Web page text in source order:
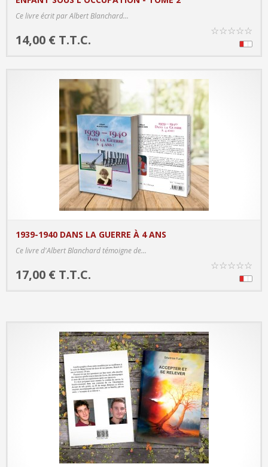
Ce livre écrit par Albert Blanchard...
14,00 € T.T.C.
☆☆☆☆☆
1939-1940 DANS LA GUERRE À 4 ANS
Ce livre d'Albert Blanchard témoigne de...
17,00 € T.T.C.
☆☆☆☆☆